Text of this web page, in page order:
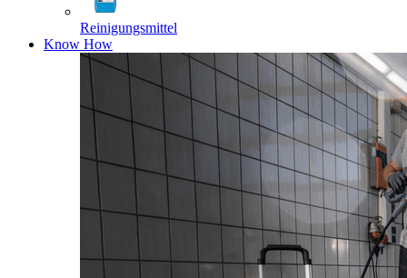
Reinigungsmittel
Know How